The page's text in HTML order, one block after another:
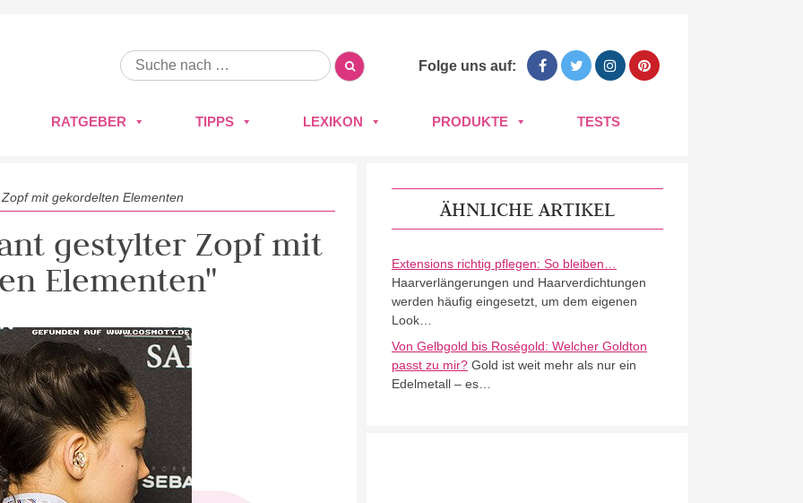
Folge uns auf:
RATGEBER TIPPS LEXIKON PRODUKTE TESTS
mit gekordelten Elementen
gestylter Zopf mit
Elementen"
ÄHNLICHE ARTIKEL
Extensions richtig pflegen: So bleiben…
Haarverlängerungen und Haarverdichtungen
werden häufig eingesetzt, um dem eigenen
Look…
Von Gelbgold bis Roségold: Welcher Goldton
passt zu mir?Gold ist weit mehr als nur ein
Edelmetall – es…